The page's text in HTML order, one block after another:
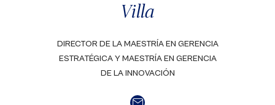
Villa
DIRECTOR DE LA MAESTRÍA EN GERENCIA
ESTRATÉGICA Y MAESTRÍA EN GERENCIA
DE LA INNOVACIÓN